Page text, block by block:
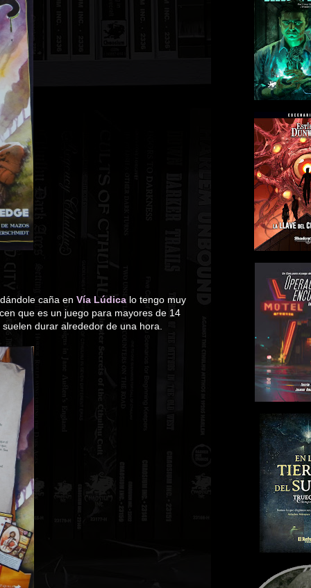
caña en Vía Lúdica lo tengo muy
que es un juego para mayores de 14
durar alrededor de una hora.